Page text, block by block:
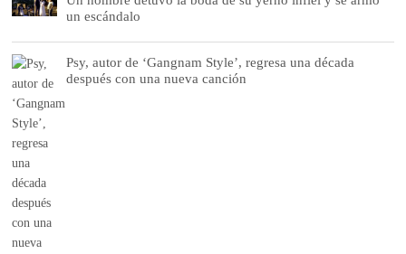
un escándalo
Psy, autor de ‘Gangnam Style’, regresa una década
después con una nueva canción